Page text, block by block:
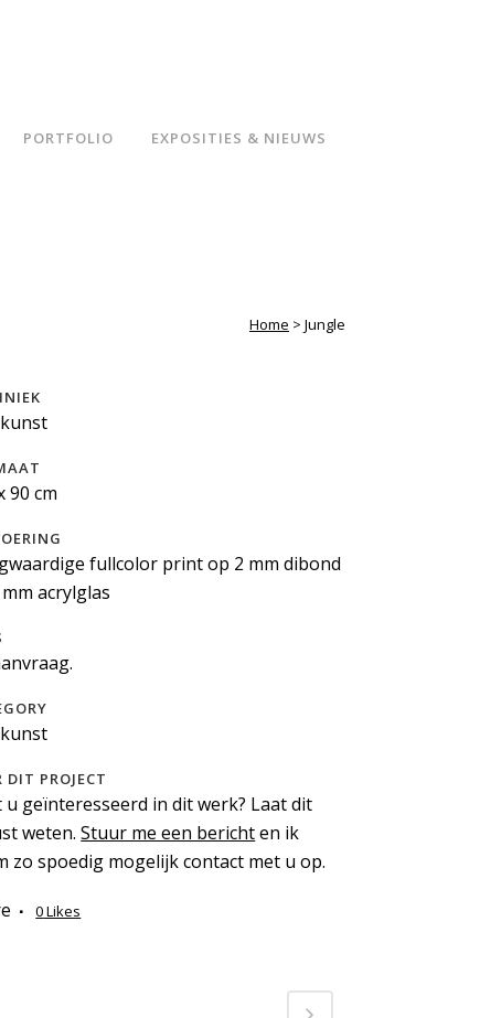
PORTFOLIO EXPOSITIES & NIEUWS
Home > Jungle
90 cm
fullcolor print op 2 mm dibond
acrylglas
DIT PROJECT
u geïnteresseerd in dit werk? Laat dit
weten.Stuur me een berichten ik
zo spoedig mogelijk contact met u op.
0Likes